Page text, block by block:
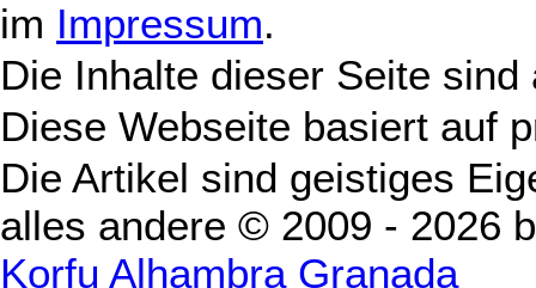
im Impressum.
Die Inhalte dieser Seite
Diese Webseite basiert auf
Die Artikel sind geistiges
alles andere © 2009 - 2026
Korfu Alhambra Granada